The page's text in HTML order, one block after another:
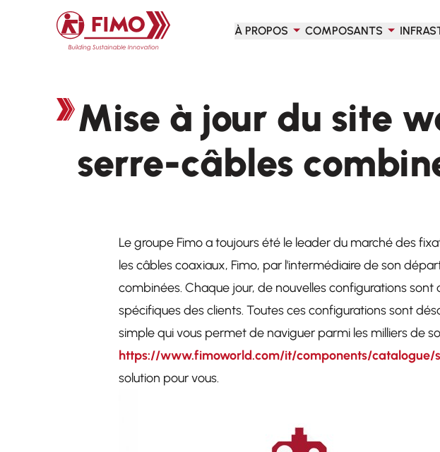
Retour à l'accueil
À PROPOS
COMPOSANTS
Mise à jour du site
serre-câbles
Le groupe Fimo a toujours été le leader du marché des
les câbles coaxiaux, Fimo, par l'intermédiaire de son
combinées. Chaque jour, de nouvelles configurations
spécifiques des clients. Toutes ces configurations sont
simple qui vous permet de naviguer parmi les milliers de
https://www.fimoworld.com/it/components/catalogue/
solution pour vous.